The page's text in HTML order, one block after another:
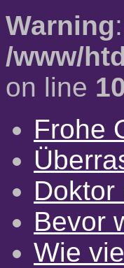
Warning
/www/
on line
Frohe
Bevor
Wie